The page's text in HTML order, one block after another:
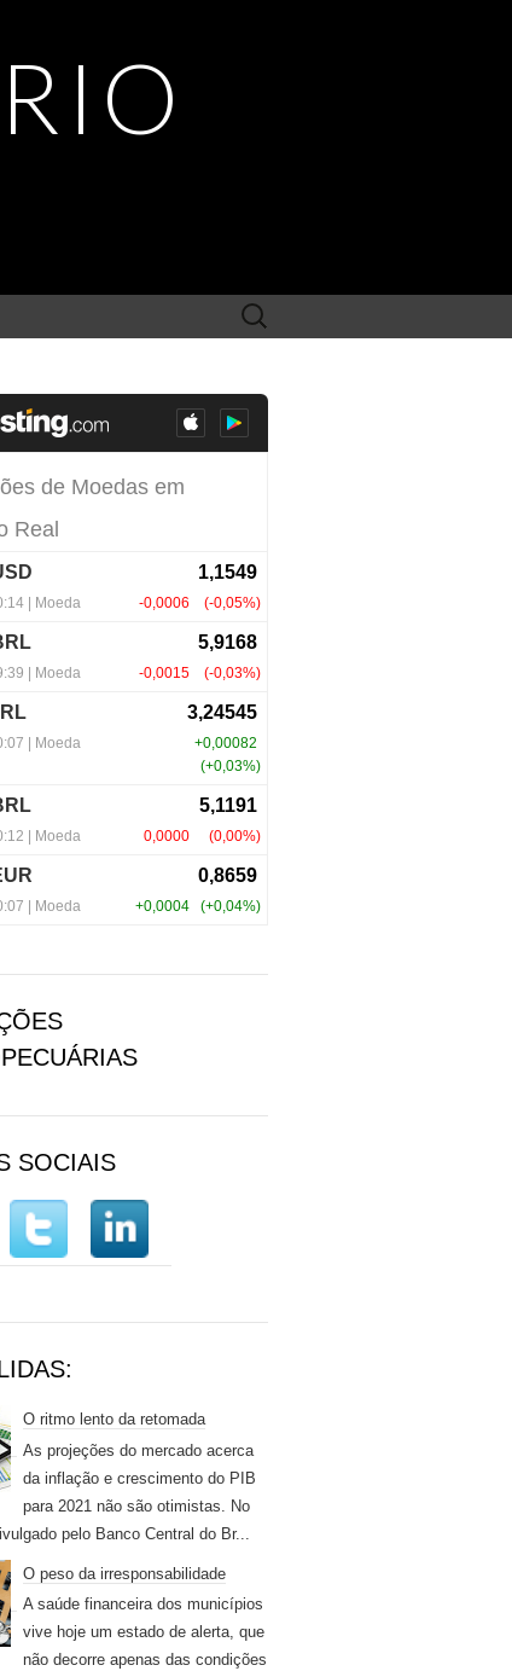
Search
for:
SOCIAIS
O ritmo lento da retomada
As projeções do mercado acerca
da inflação e crescimento do PIB
para 2021 não são otimistas. No
pelo Banco Central do Br...
O peso da irresponsabilidade
A saúde financeira dos municípios
vive hoje um estado de alerta, que
não decorre apenas das condições